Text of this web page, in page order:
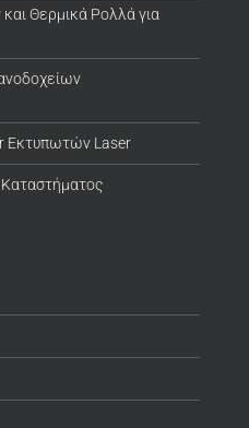
Θερμικά Ρολλά για
Εκτυπωτών Laser